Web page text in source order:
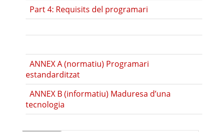
Part 4: Requisits del programari
ANNEX A (normatiu) Programari
estandarditzat
ANNEX B (informatiu) Maduresa d’una
tecnologia